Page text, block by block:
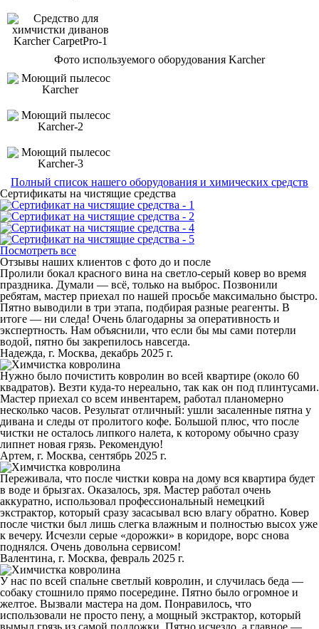
Фото используемого оборудования Karcher
Полный список нашего оборудования и химических средств
Сертификаты на чистящие средства
Посмотреть все
Отзывы наших клиентов с фото до и после
Пролили бокал красного вина на светло-серый ковер во время
праздника. Думали — всё, только на выброс. Позвонили
ребятам, мастер приехал по нашей просьбе максимально быстро.
Пятно выводили в три этапа, подбирая разные реагенты. В
итоге — ни следа! Очень благодарны за оперативность и
экспертность. Нам объяснили, что если бы мы сами потерли
водой, пятно бы закрепилось навсегда.
Надежда, г. Москва, декабрь 2025 г.
Нужно было почистить ковролин во всей квартире (около 60
квадратов). Везти куда-то нереально, так как он под плинтусами.
Мастер приехал со всем инвентарем, работал планомерно
несколько часов. Результат отличный: ушли засаленные пятна у
дивана и следы от пролитого кофе. Большой плюс, что после
чистки не осталось липкого налета, к которому обычно сразу
липнет новая грязь. Рекомендую!
Артем, г. Москва, сентябрь 2025 г.
Переживала, что после чистки ковра на дому вся квартира будет
в воде и брызгах. Оказалось, зря. Мастер работал очень
аккуратно, использовал профессиональный немецкий
экстрактор, который сразу засасывал всю влагу обратно. Ковер
после чистки был лишь слегка влажным и полностью высох уже
к вечеру. Исчезли серые «дорожки» в коридоре, ворс снова
поднялся. Очень довольна сервисом!
Валентина, г. Москва, февраль 2025 г.
У нас по всей спальне светлый ковролин, и случилась беда —
собаку стошнило прямо посередине. Пятно было огромное и
желтое. Вызвали мастера на дом. Понравилось, что
использовали не просто пену, а мощный экстрактор, который
вымыл грязь из самой подложки. Пятно исчезло, а главное —